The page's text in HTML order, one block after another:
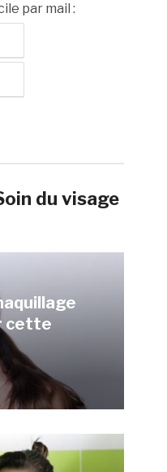
par mail :
du visage
cette